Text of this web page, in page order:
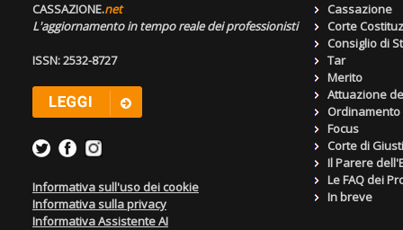
CASSAZIONE.net
L'aggiornamento in tempo reale dei professionisti
ISSN: 2532-8727
Informativa sull'uso dei cookie
Informativa sulla privacy
Informativa Assistente AI
Cassazione
Corte
Consiglio di
Tar
Merito
Attuazione
Focus
Corte di
Il Parere
Le FAQ dei
In breve